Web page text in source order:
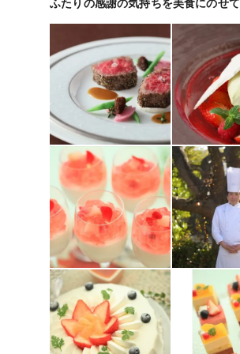
ふたりの感謝の気持ちを美食にのせ